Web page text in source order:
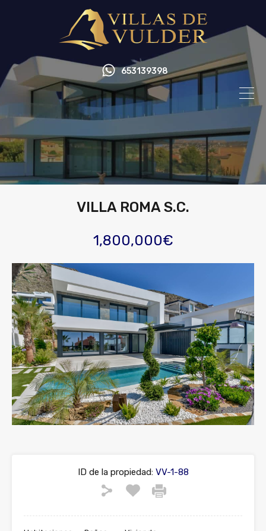
653139398
VILLA ROMA S.C.
1,800,000€
ID de la propiedad:VV-1-88